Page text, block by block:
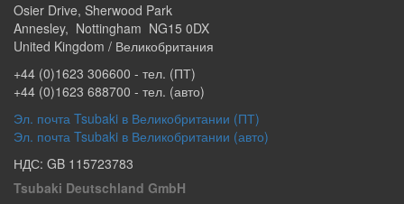
Osier Drive, Sherwood Park
Annesley, Nottingham NG15 0DX
United Kingdom / Великобритания
+44 (0)1623 306600 - тел. (ПТ)
+44 (0)1623 688700 - тел. (авто)
Эл. почта Tsubaki в Великобритании (ПТ)
Эл. почта Tsubaki в Великобритании (авто)
НДС: GB 115723783
Tsubaki Deutschland GmbH